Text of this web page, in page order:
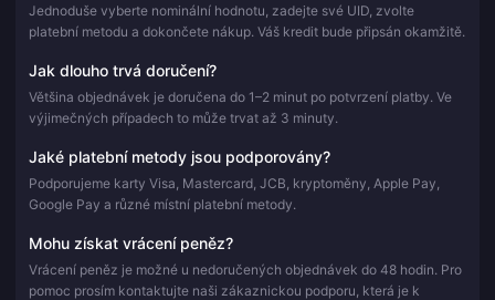
Jednoduše vyberte nominální hodnotu, zadejte své UID, zvolte
platební metodu a dokončete nákup. Váš kredit bude připsán okamžitě.
Jak dlouho trvá doručení?
Většina objednávek je doručena do 1–2 minut po potvrzení platby. Ve
výjimečných případech to může trvat až 3 minuty.
Jaké platební metody jsou podporovány?
Podporujeme karty Visa, Mastercard, JCB, kryptoměny, Apple Pay,
Google Pay a různé místní platební metody.
Mohu získat vrácení peněz?
Vrácení peněz je možné u nedoručených objednávek do 48 hodin. Pro
pomoc prosím kontaktujte naši zákaznickou podporu, která je k